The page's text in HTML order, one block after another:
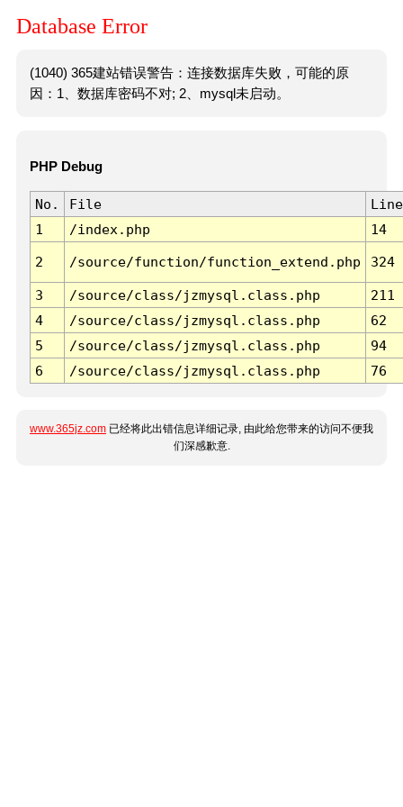
Database Error
(1040) 365建站错误警告：连接数据库失败，可能的原
因：1、数据库密码不对; 2、mysql未启动。
PHP Debug
No. File
Line
1
/index.php 14
2 /source/function/function_extend.php 324
3 /source/class/jzmysql.class.php
211
4
/source/class/jzmysql.class.php
62
5
/source/class/jzmysql.class.php
94
6
/source/class/jzmysql.class.php 76
www.365jz.com 已经将此出错信息详细记录, 由此给您带来的访问不便我
们深感歉意.